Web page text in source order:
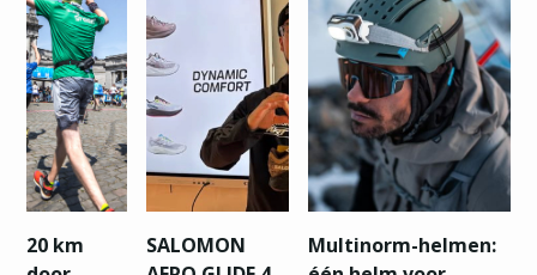
20 km
SALOMON
Multinorm-helmen: